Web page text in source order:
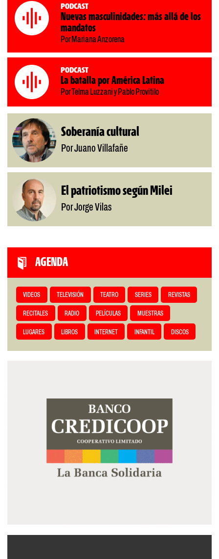
Podcast
Nuevas masculinidades: más allá de los
mandatos
Por Mariana Anzorena
Podcast
La batalla por América Latina
Por Telma Luzzani y Pablo Provitilo
Soberanía cultural
Por Juano Villafañe
El patriotismo según Milei
Por Jorge Vilas
AGENDA
VIDEOS TELEVISIÓN TEATRO SERIES REVISTAS
RECITALES RADIO PELÍCULAS MUESTRAS
LUGARES LIBROS INTERNET INFANTIL DISCOS